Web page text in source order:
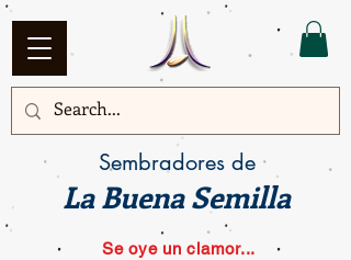
Sembradores de
La Buena Semilla
Se oye un clamor...